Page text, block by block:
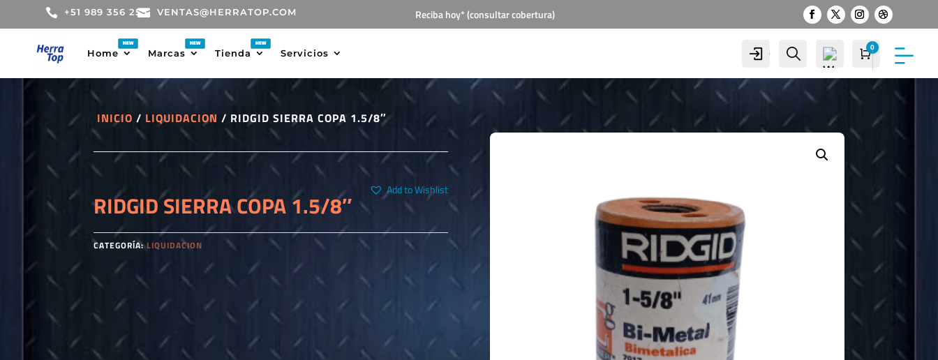
 +51 989 356 255
 VENTAS@HERRATOP.COM Reciba hoy* (consultar cobertura)
Home Marcas Tienda Servicios Cuenta Buscar Carro
0 S/0.00
INICIO / LIQUIDACION / RIDGID SIERRA COPA 1.5/8″
RIDGID SIERRA COPA 1.5/8″
Add to Wishlist
CATEGORÍA:LIQUIDACION